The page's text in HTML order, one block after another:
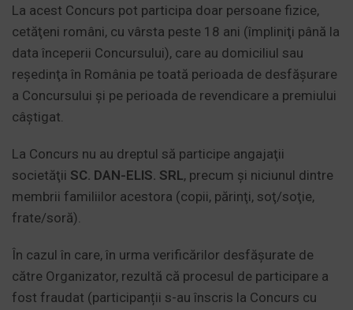
La acest Concurs pot participa doar persoane fizice,
cetăţeni români, cu vârsta peste 18 ani (împliniţi până la
data începerii Concursului), care au domiciliul sau
reşedinţa în România pe toată perioada de desfășurare
a Concursului și pe perioada de revendicare a premiului
câștigat.
La Concurs nu au dreptul să participe angajaţii
societăţii SC. DAN-ELIS. SRL, precum şi niciunul dintre
membrii familiilor acestora (copii, părinţi, soţ/soţie,
frate/soră).
În cazul în care, în urma verificărilor desfăşurate de
către Organizator, rezultă că procesul de participare a
fost fraudat (participanții s-au înscris la Concurs cu